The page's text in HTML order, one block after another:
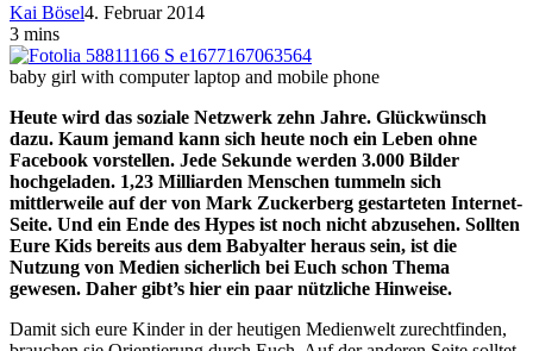
Kai Bösel4. Februar 2014
3 mins
baby girl with computer laptop and mobile phone
Heute wird das soziale Netzwerk zehn Jahre. Glückwünsch
dazu. Kaum jemand kann sich heute noch ein Leben ohne
Facebook vorstellen. Jede Sekunde werden 3.000 Bilder
hochgeladen. 1,23 Milliarden Menschen tummeln sich
mittlerweile auf der von Mark Zuckerberg gestarteten Internet-
Seite. Und ein Ende des Hypes ist noch nicht abzusehen. Sollten
Eure Kids bereits aus dem Babyalter heraus sein, ist die
Nutzung von Medien sicherlich bei Euch schon Thema
gewesen. Daher gibt’s hier ein paar nützliche Hinweise.
Damit sich eure Kinder in der heutigen Medienwelt zurechtfinden,